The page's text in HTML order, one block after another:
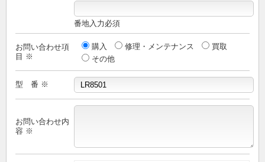
番地入力必須
お問い合わせ項
目 ※
購入 修理・メンテナンス
買取
その他
型 番 ※
お問い合わせ内
容 ※